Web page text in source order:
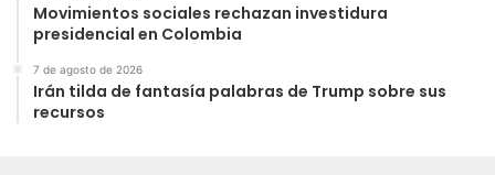
Movimientos sociales rechazan investidura
presidencial en Colombia
7 de agosto de 2026
Irán tilda de fantasía palabras de Trump sobre sus
recursos